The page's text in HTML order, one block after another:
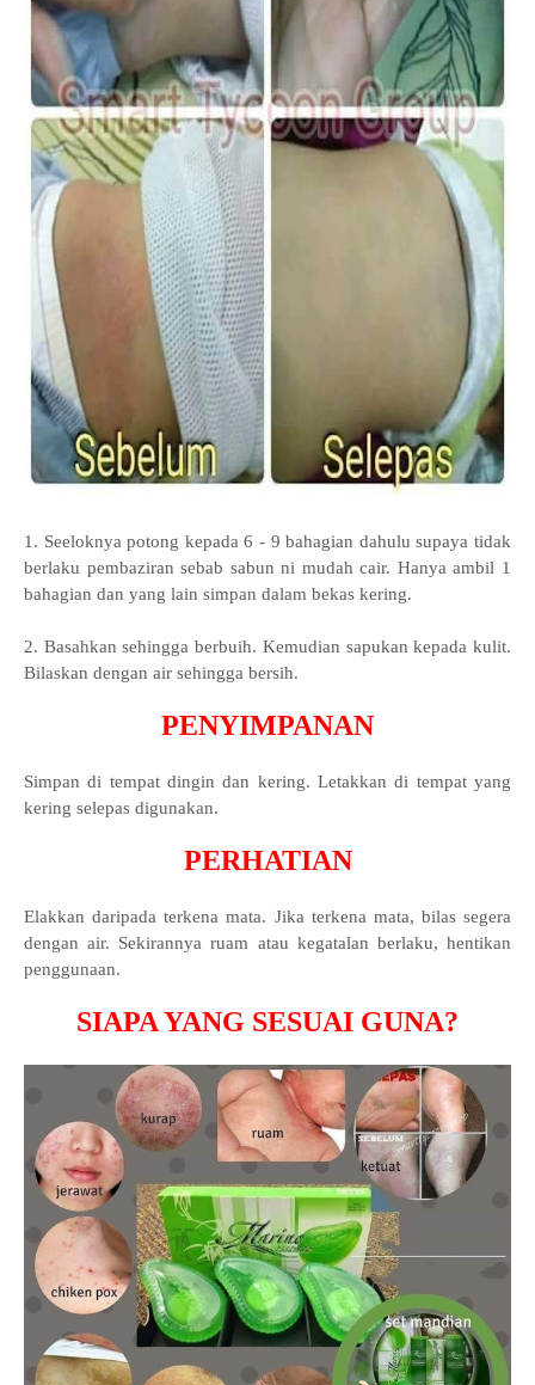
1. Seeloknya potong kepada 6 - 9 bahagian dahulu supaya tidak
berlaku pembaziran sebab sabun ni mudah cair. Hanya ambil 1
bahagian dan yang lain simpan dalam bekas kering.
2. Basahkan sehingga berbuih. Kemudian sapukan kepada kulit.
Bilaskan dengan air sehingga bersih.
PENYIMPANAN
Simpan di tempat dingin dan kering. Letakkan di tempat yang
kering selepas digunakan.
PERHATIAN
Elakkan daripada terkena mata. Jika terkena mata, bilas segera
dengan air. Sekirannya ruam atau kegatalan berlaku, hentikan
penggunaan.
SIAPA YANG SESUAI GUNA?